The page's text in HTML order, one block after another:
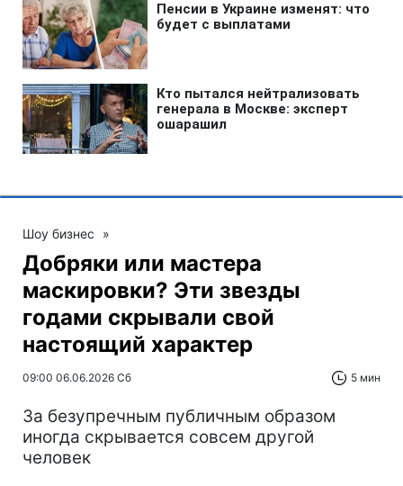
Шоу бизнес »
Добряки или мастера
маскировки? Эти звезды
годами скрывали свой
настоящий характер
09:00 06.06.2026 Сб 5 мин
За безупречным публичным образом
иногда скрывается совсем другой
человек